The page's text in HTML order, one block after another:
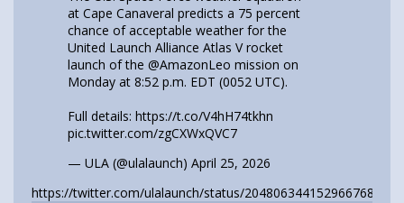
at Cape Canaveral predicts a 75 percent
chance of acceptable weather for the
United Launch Alliance Atlas V rocket
launch of the @AmazonLeo mission on
Monday at 8:52 p.m. EDT (0052 UTC).
Full details: https://t.co/V4hH74tkhn
pic.twitter.com/zgCXWxQVC7
— ULA (@ulalaunch) April 25, 2026
https://twitter.com/ulalaunch/status/2048063441529667687